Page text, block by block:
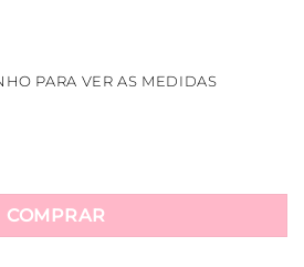
PARA VER AS MEDIDAS
quantidade
COMPRAR